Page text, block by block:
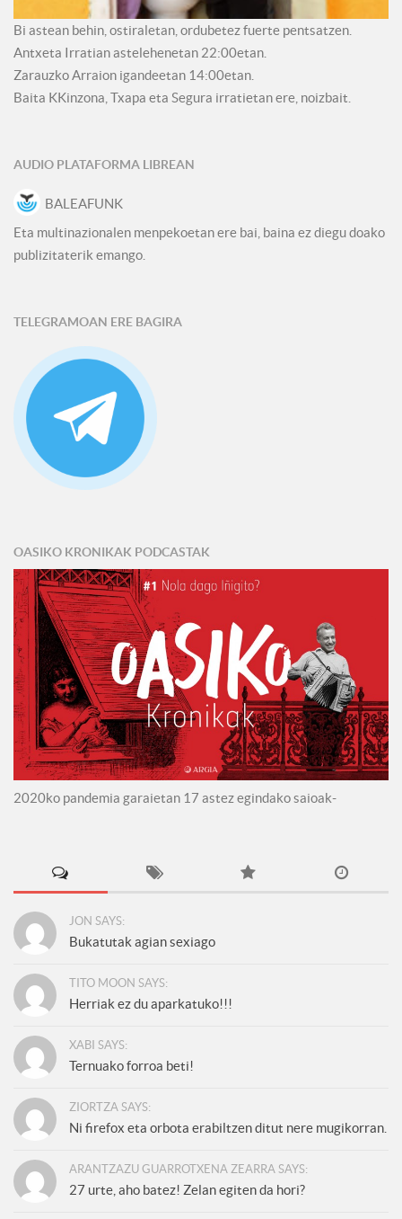
Bi astean behin, ostiraletan, ordubetez fuerte pentsatzen.
Antxeta Irratian astelehenetan 22:00etan.
Zarauzko Arraion igandeetan 14:00etan.
Baita KKinzona, Txapa eta Segura irratietan ere, noizbait.
AUDIO PLATAFORMA LIBREAN
BALEAFUNK
Eta multinazionalen menpekoetan ere bai, baina ez diegu doako
publizitaterik emango.
TELEGRAMOAN ERE BAGIRA
OASIKO KRONIKAK PODCASTAK
2020ko pandemia garaietan 17 astez egindako saioak-
JON SAYS:
Bukatutak agian sexiago
TITO MOON SAYS:
Herriak ez du aparkatuko!!!
XABI SAYS:
Ternuako forroa beti!
ZIORTZA SAYS:
Ni firefox eta orbota erabiltzen ditut nere mugikorran.
ARANTZAZU GUARROTXENA ZEARRA SAYS:
27 urte, aho batez! Zelan egiten da hori?